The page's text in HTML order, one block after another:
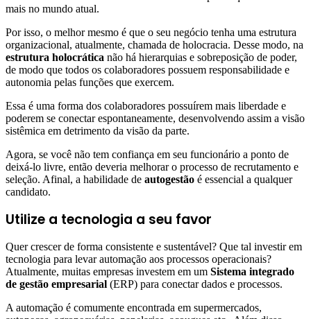
mais no mundo atual.
Por isso, o melhor mesmo é que o seu negócio tenha uma estrutura
organizacional, atualmente, chamada de holocracia. Desse modo, na
estrutura holocrática não há hierarquias e sobreposição de poder,
de modo que todos os colaboradores possuem responsabilidade e
autonomia pelas funções que exercem.
Essa é uma forma dos colaboradores possuírem mais liberdade e
poderem se conectar espontaneamente, desenvolvendo assim a visão
sistêmica em detrimento da visão da parte.
Agora, se você não tem confiança em seu funcionário a ponto de
deixá-lo livre, então deveria melhorar o processo de recrutamento e
seleção. Afinal, a habilidade de autogestão é essencial a qualquer
candidato.
Utilize a tecnologia a seu favor
Quer crescer de forma consistente e sustentável? Que tal investir em
tecnologia para levar automação aos processos operacionais?
Atualmente, muitas empresas investem em um Sistema integrado
de gestão empresarial (ERP) para conectar dados e processos.
A automação é comumente encontrada em supermercados,